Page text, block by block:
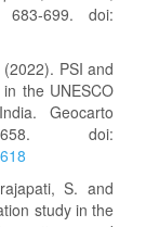
699. doi:
PSI and
the UNESCO
Geocarto
doi:
S. and
study in the